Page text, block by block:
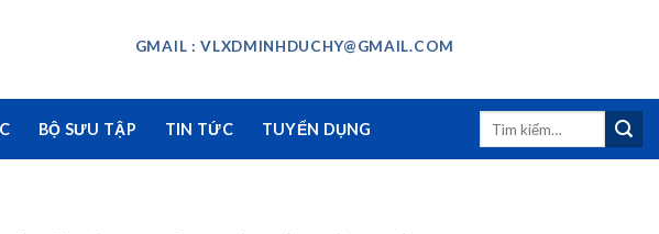
GMAIL : VLXDMINHDUCHY@GMAIL.COM
BỘ SƯU TẬP TIN TỨC TUYỂN DỤNG